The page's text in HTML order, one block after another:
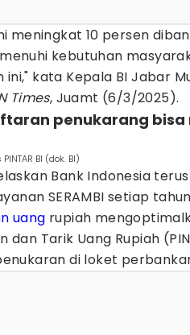
meningkat 10 persen
kebutuhan
ini," kata Kepala BI Jabar
Times, Juamt (6/3/2025).
penukarang
BI (dok. BI)
Bank Indonesia
SERAMBI setiap
uang rupiah
dan Tarik Uang Rupiah
di loket